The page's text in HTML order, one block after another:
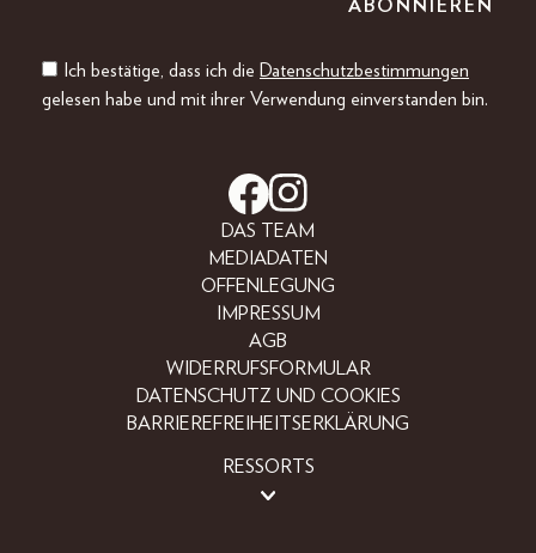
Ich bestätige, dass ich die Datenschutzbestimmungen
gelesen habe und mit ihrer Verwendung einverstanden bin.
DAS TEAM
MEDIADATEN
OFFENLEGUNG
IMPRESSUM
AGB
WIDERRUFSFORMULAR
DATENSCHUTZ UND COOKIES
BARRIEREFREIHEITSERKLÄRUNG
RESSORTS